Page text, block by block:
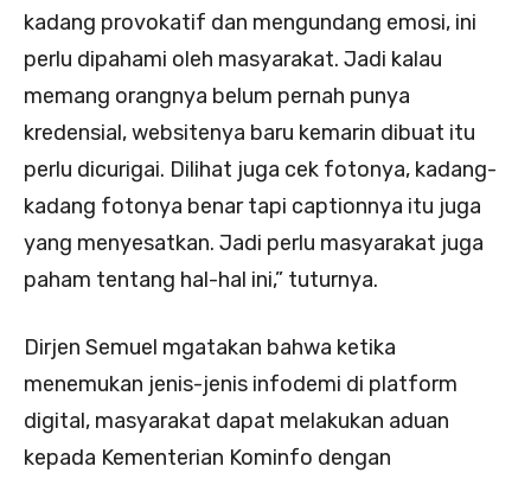
kadang provokatif dan mengundang emosi, ini
perlu dipahami oleh masyarakat. Jadi kalau
memang orangnya belum pernah punya
kredensial, websitenya baru kemarin dibuat itu
perlu dicurigai. Dilihat juga cek fotonya, kadang-
kadang fotonya benar tapi captionnya itu juga
yang menyesatkan. Jadi perlu masyarakat juga
paham tentang hal-hal ini,” tuturnya.
Dirjen Semuel mgatakan bahwa ketika
menemukan jenis-jenis infodemi di platform
digital, masyarakat dapat melakukan aduan
kepada Kementerian Kominfo dengan